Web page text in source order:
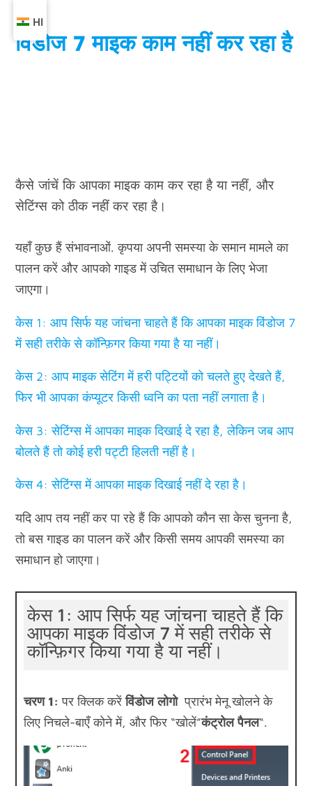
विंडोज 7 माइक काम नहीं कर रहा है
कैसे जांचें कि आपका माइक काम कर रहा है या नहीं, और
सेटिंग्स को ठीक नहीं कर रहा है।
यहाँ कुछ हैंसंभावनाओं. कृपया अपनी समस्या के समान मामले का
पालन करें और आपको गाइड में उचित समाधान के लिए भेजा
जाएगा।
केस 1: आप सिर्फ यह जांचना चाहते हैं कि आपका माइक विंडोज 7
में सही तरीके से कॉन्फ़िगर किया गया है या नहीं।
केस 2: आप माइक सेटिंग में हरी पट्टियों को चलते हुए देखते हैं,
फिर भी आपका कंप्यूटर किसी ध्वनि का पता नहीं लगाता है।
केस 3: सेटिंग्स में आपका माइक दिखाई दे रहा है, लेकिन जब आप
बोलते हैं तो कोई हरी पट्टी हिलती नहीं है।
केस 4: सेटिंग्स में आपका माइक दिखाई नहीं दे रहा है।
यदि आप तय नहीं कर पा रहे हैं कि आपको कौन सा केस चुनना है,
तो बस गाइड का पालन करें और किसी समय आपकी समस्या का
समाधान हो जाएगा।
केस 1: आप सिर्फ यह जांचना चाहते हैं कि
आपका माइक विंडोज 7 में सही तरीके से
कॉन्फ़िगर किया गया है या नहीं।
चरण 1: पर क्लिक करेंविंडोज लोगो प्रारंभ मेनू खोलने के
लिए निचले-बाएँ कोने में, और फिर “खोलें”कंट्रोल पैनल“.
HI